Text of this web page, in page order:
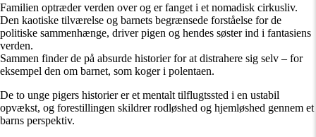
Familien optræder verden over og er fanget i et nomadisk cirkusliv.
Den kaotiske tilværelse og barnets begrænsede forståelse for de
politiske sammenhænge, driver pigen og hendes søster ind i fantasiens
verden.
Sammen finder de på absurde historier for at distrahere sig selv – for
eksempel den om barnet, som koger i polentaen.
De to unge pigers historier er et mentalt tilflugtssted i en ustabil
opvækst, og forestillingen skildrer rodløshed og hjemløshed gennem et
barns perspektiv.